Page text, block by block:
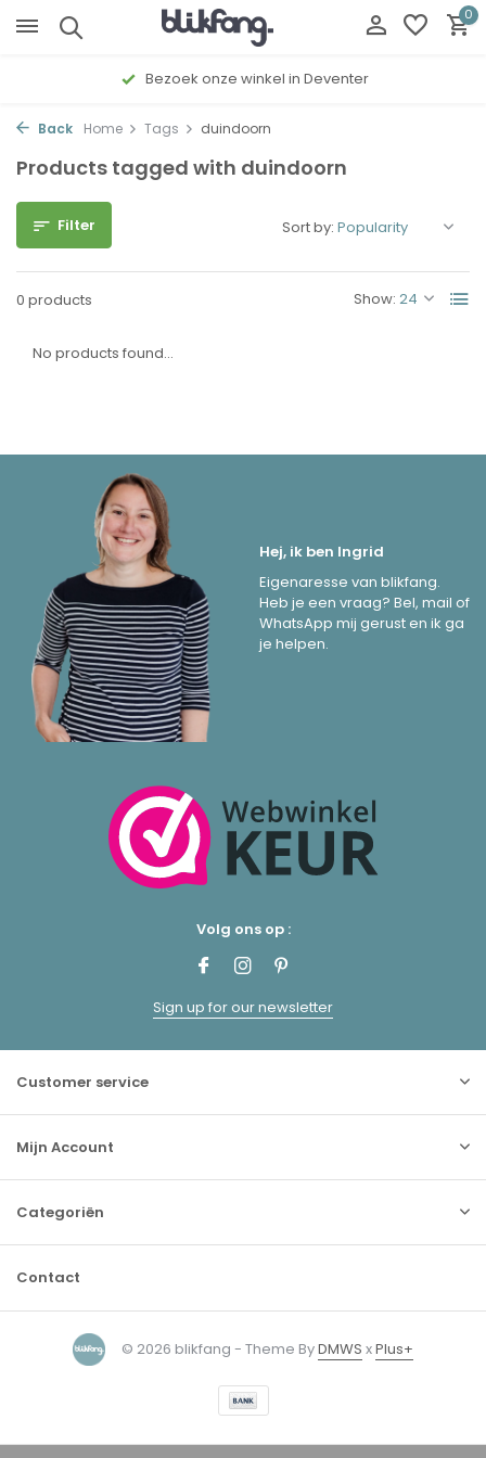
0
Bezoek onze winkel in Deventer
Back Home Tags duindoorn
Products tagged with duindoorn
Filter
0 products Show:
Sort by:
No products found...
Hej, ik ben Ingrid
Eigenaresse van blikfang.
Heb je een vraag? Bel, mail of
WhatsApp mij gerust en ik ga
je helpen.
Volg ons op :
Sign up for our newsletter
Customer service
Mijn Account
Categoriën
Contact
© 2026 blikfang - Theme ByDMWS xPlus+